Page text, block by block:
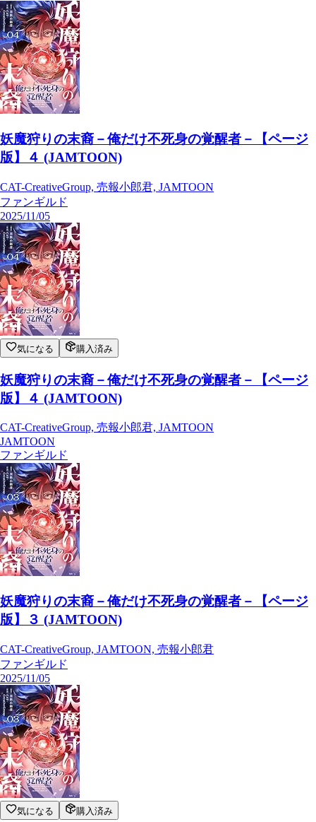
妖魔狩りの末裔－俺だけ不死身の覚醒者－【ページ
版】４ (JAMTOON)
CAT-CreativeGroup, 売報小郎君, JAMTOON
ファンギルド
2025/11/05
気になる 購入済み
妖魔狩りの末裔－俺だけ不死身の覚醒者－【ページ
版】４ (JAMTOON)
CAT-CreativeGroup, 売報小郎君, JAMTOON
JAMTOON
ファンギルド
妖魔狩りの末裔－俺だけ不死身の覚醒者－【ページ
版】３ (JAMTOON)
CAT-CreativeGroup, JAMTOON, 売報小郎君
ファンギルド
2025/11/05
気になる 購入済み